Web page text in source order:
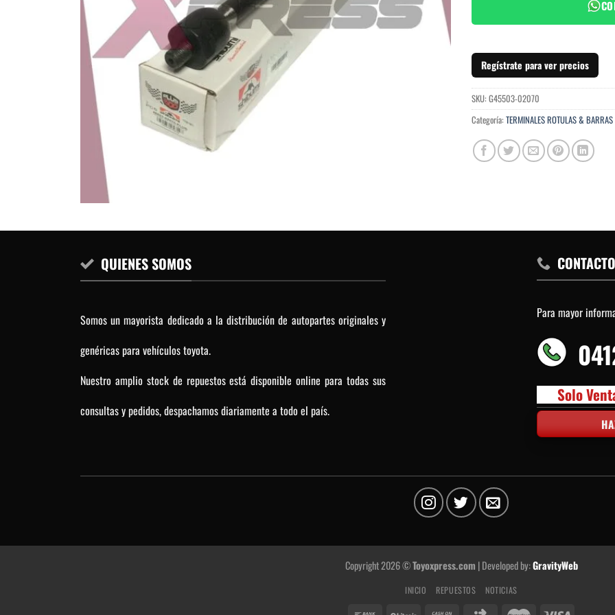
Regístrate para ver precios
SKU: G45503-02070
Categoría: TERMINALES ROTULAS & BARRAS
QUIENES SOMOS
Somos un mayorista dedicado a la distribución de autopartes originales y
genéricas para vehículos toyota.
Nuestro amplio stock de repuestos está disponible online para todas sus
consultas y pedidos, despachamos diariamente a todo el país.
CONTACTO
Para mayor
Solo
Copyright 2026 ©Toyoxpress.com | Developed by:GravityWeb
INICIO REPUESTOS NOTICIAS